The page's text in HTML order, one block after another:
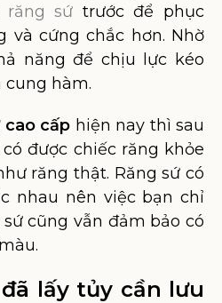
răng sứ trước để phục
và cứng chắc hơn. Nhờ
năng để chịu lực kéo
cung hàm.
cao cấp hiện nay thì sau
được chiếc răng khỏe
răng thật. Răng sứ có
nhau nên việc bạn chỉ
cũng vẫn đảm bảo có
lấy tủy cần lưu